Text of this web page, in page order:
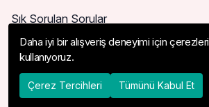
Sık Sorulan Sorular
Nasıl Sipariş Verebilirim?
Kargo ve Teslimat
İade, İptal ve Değişim
Daha iyi bir alışveriş deneyimi için çerezleri
kullanıyoruz.
Çerez Tercihleri Tümünü Kabul Et